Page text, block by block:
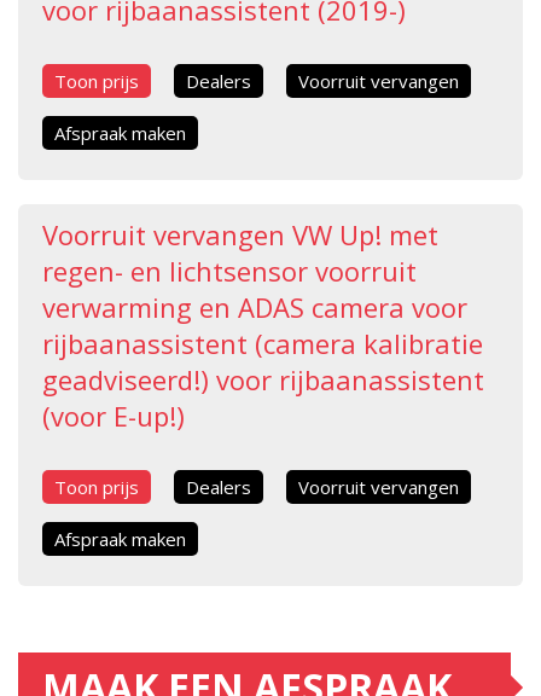
voor rijbaanassistent (2019-)
Toon prijs Dealers Voorruit vervangen
Afspraak maken
Voorruit vervangen VW Up! met
regen- en lichtsensor voorruit
verwarming en ADAS camera voor
rijbaanassistent (camera kalibratie
geadviseerd!) voor rijbaanassistent
(voor E-up!)
Toon prijs Dealers Voorruit vervangen
Afspraak maken